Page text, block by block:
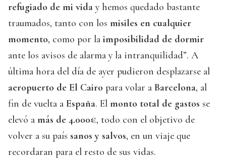
refugiado de mi vida y hemos quedado bastante
traumados, tanto con los misiles en cualquier
momento, como por la imposibilidad de dormir
ante los avisos de alarma y la intranquilidad”. A
última hora del día de ayer pudieron desplazarse al
aeropuerto de El Cairo para volar a Barcelona, al
fin de vuelta a España. El monto total de gastos se
elevó a más de 4.000€, todo con el objetivo de
volver a su país sanos y salvos, en un viaje que
recordaran para el resto de sus vidas.